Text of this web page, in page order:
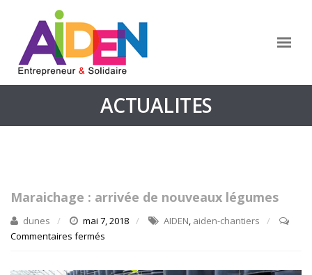
ACTUALITES
Maraichage : arrivée de nouveaux légumes
dunes mai 7, 2018 AIDEN, aiden-chantiers
Commentaires fermés